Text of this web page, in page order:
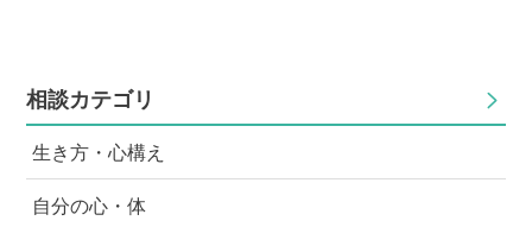
し､これが毎日あるんです 何度注意しても、反抗するん
です 私が妹の頃はそんな反抗期はありませんでした。
だから妹が､たまに私にベタベタ甘える時は、気持ち悪
くて、離れたくて､離れてなど言ってしまいます。 私も
中学生なので、大人であろうとしますが、流石に子供で
は過ぎてしまい、未だ結婚の予定もありません。 去
年、20代最後の年だったので、思い切って彼に聞いて
みました。 「私と結婚する気は無いの？ 私も来年30歳
になるし、どう考えているの？」と切り出しました。
すると彼から「なんでそんなに結婚したいのかな？ 好
相談カテゴリ
生き方・心構え
自分の心・体